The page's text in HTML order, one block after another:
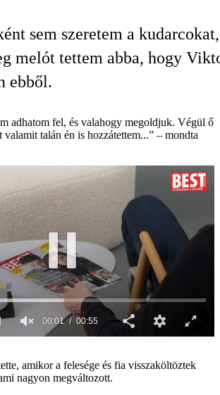
sem szeretem a
melót tettem abba, hogy
ebből.
adhatom fel, és valahogy megoldjuk. Végül ő
valamit talán én is hozzátettem...” – mondta
00:02 00:55
amikor a felesége és fia visszaköltöztek
nagyon megváltozott.